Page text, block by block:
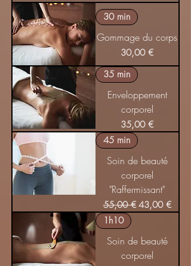
30 min
Gommage du corps
Prix
30,00 €
35 min
Enveloppement
corporel
Prix
35,00 €
45 min
Soin de beauté
corporel
"Raffermissant"
Prix original
55,00 € Prix
43,00 €
1h10
Soin de beauté
corporel